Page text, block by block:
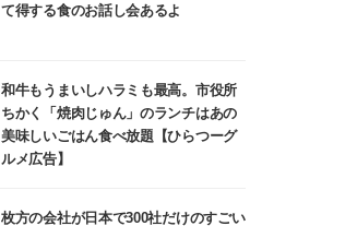
て得する食のお話し会あるよ
和牛もうまいしハラミも最高。市役所
ちかく「焼肉じゅん」のランチはあの
美味しいごはん食べ放題【ひらつーグ
ルメ広告】
枚方の会社が日本で300社だけのすごい